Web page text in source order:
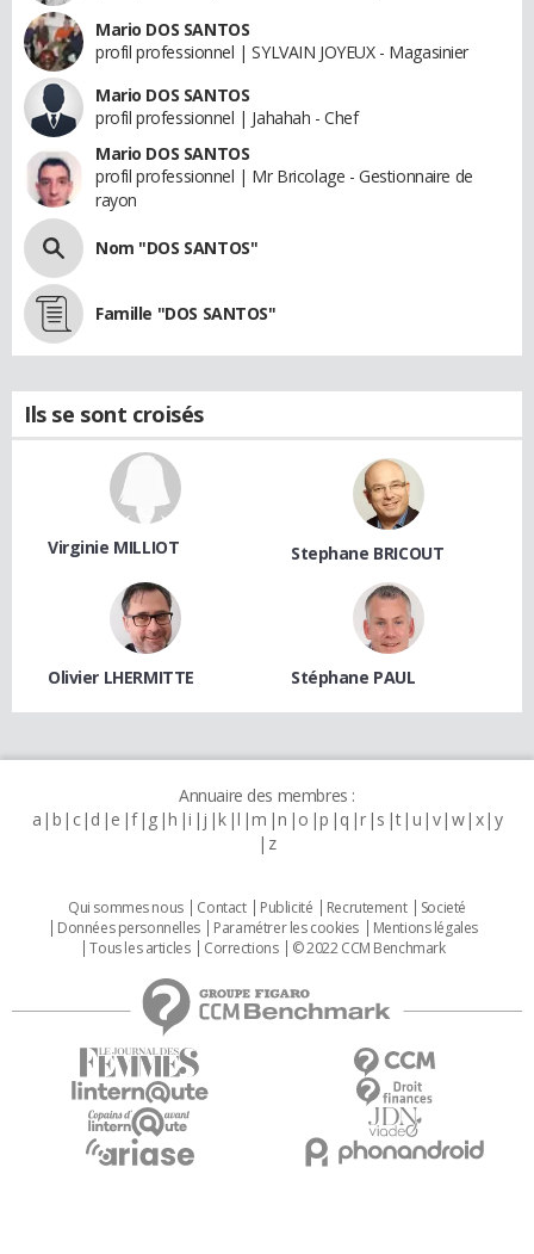
Mario DOS SANTOS
profil professionnel | SYLVAIN JOYEUX - Magasinier
Mario DOS SANTOS
profil professionnel | Jahahah - Chef
Mario DOS SANTOS
profil professionnel | Mr Bricolage - Gestionnaire de
rayon
Nom "DOS SANTOS"
Famille "DOS SANTOS"
Ils se sont croisés
Virginie MILLIOT Stephane BRICOUT
Olivier LHERMITTE Stéphane PAUL
Annuaire des membres :
a b c d e f g h i j k l m n o p q r s t u v w x y
z
Qui sommes nous Contact Publicité Recrutement
Societé
Données personnelles
Paramétrer les cookies
Mentions légales
Tous les articles
Corrections © 2022 CCM Benchmark